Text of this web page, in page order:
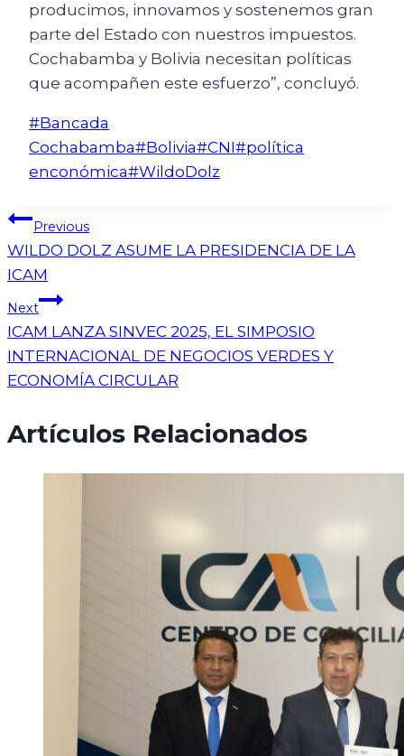
producimos, innovamos y sostenemos gran
parte del Estado con nuestros impuestos.
Cochabamba y Bolivia necesitan políticas
que acompañen este esfuerzo”, concluyó.
#Bancada
Cochabamba#Bolivia#CNI#política
enconómica#WildoDolz
Previous
WILDO DOLZ ASUME LA PRESIDENCIA DE LA
ICAM
Next
ICAM LANZA SINVEC 2025, EL SIMPOSIO
INTERNACIONAL DE NEGOCIOS VERDES Y
ECONOMÍA CIRCULAR
Artículos Relacionados